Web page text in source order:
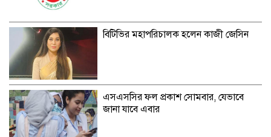
বিটিভির মহাপরিচালক হলেন কাজী জেসিন
এসএসসির ফল প্রকাশ সোমবার, যেভাবে
জানা যাবে এবার